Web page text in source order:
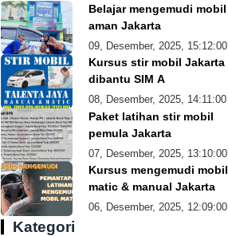
Belajar mengemudi mobil
aman Jakarta
09, Desember, 2025, 15:12:00
Kursus stir mobil Jakarta
dibantu SIM A
08, Desember, 2025, 14:11:00
Paket latihan stir mobil
pemula Jakarta
07, Desember, 2025, 13:10:00
Kursus mengemudi mobil
matic & manual Jakarta
06, Desember, 2025, 12:09:00
Kategori